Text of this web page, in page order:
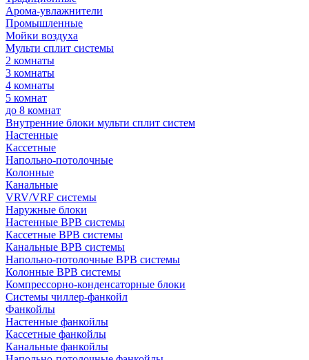
Арома-увлажнители
Промышленные
Мойки воздуха
Мульти сплит системы
2 комнаты
3 комнаты
4 комнаты
5 комнат
до 8 комнат
Внутренние блоки мульти сплит систем
Настенные
Кассетные
Напольно-потолочные
Колонные
Канальные
VRV/VRF системы
Наружные блоки
Настенные ВРВ системы
Кассетные ВРВ системы
Канальные ВРВ системы
Напольно-потолочные ВРВ системы
Колонные ВРВ системы
Компрессорно-конденсаторные блоки
Системы чиллер-фанкойл
Фанкойлы
Настенные фанкойлы
Кассетные фанкойлы
Канальные фанкойлы